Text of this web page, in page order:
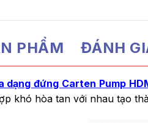
PHẨM ĐÁNH
dạng đứng Carten Pump
khó hòa tan với nhau tạo